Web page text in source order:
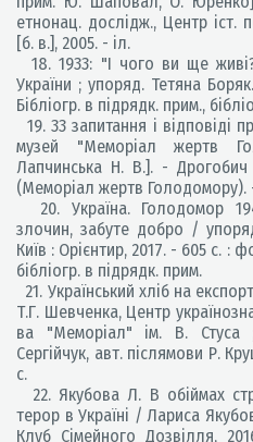
етнонац. дослідж., Центр іст.
[б. в.], 2005. - іл.
18. 1933: "І чого ви ще
України ; упоряд. Тетяна
Бібліогр. в підрядк. прим.,
19. 33 запитання і
музей "Меморіал жертв
Лапчинська Н. В.]. -
(Меморіал жертв Голодомору).
20. Україна. Голодомор
злочин, забуте добро /
Київ : Орієнтир, 2017. - 605 с. :
бібліогр. в підрядк. прим.
21. Український хліб на
Т.Г. Шевченка, Центр
ва "Меморіал" ім. В.
Сергійчук, авт. післямови Р.
с.
22. Якубова Л. В обіймах
терор в Україні / Лариса
Клуб Сімейного Дозвілля,